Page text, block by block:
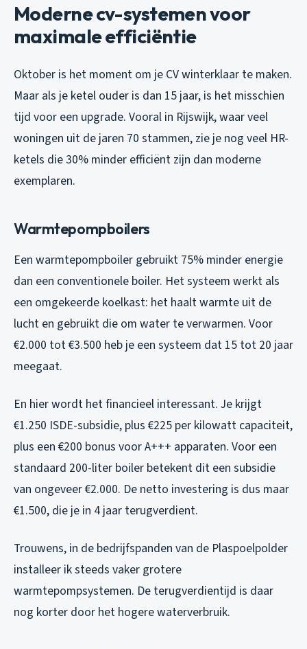
Moderne cv-systemen voor
maximale efficiëntie
Oktober is het moment om je CV winterklaar te maken.
Maar als je ketel ouder is dan 15 jaar, is het misschien
tijd voor een upgrade. Vooral in Rijswijk, waar veel
woningen uit de jaren 70 stammen, zie je nog veel HR-
ketels die 30% minder efficiënt zijn dan moderne
exemplaren.
Warmtepompboilers
Een warmtepompboiler gebruikt 75% minder energie
dan een conventionele boiler. Het systeem werkt als
een omgekeerde koelkast: het haalt warmte uit de
lucht en gebruikt die om water te verwarmen. Voor
€2.000 tot €3.500 heb je een systeem dat 15 tot 20 jaar
meegaat.
En hier wordt het financieel interessant. Je krijgt
€1.250 ISDE-subsidie, plus €225 per kilowatt capaciteit,
plus een €200 bonus voor A+++ apparaten. Voor een
standaard 200-liter boiler betekent dit een subsidie
van ongeveer €2.000. De netto investering is dus maar
€1.500, die je in 4 jaar terugverdient.
Trouwens, in de bedrijfspanden van de Plaspoelpolder
installeer ik steeds vaker grotere
warmtepompsystemen. De terugverdientijd is daar
nog korter door het hogere waterverbruik.